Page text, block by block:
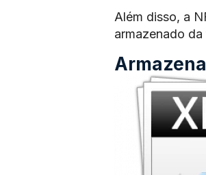
Além disso, a
armazenado